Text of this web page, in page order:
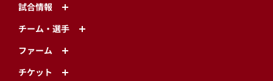
試合情報
チーム・選手
ファーム
チケット